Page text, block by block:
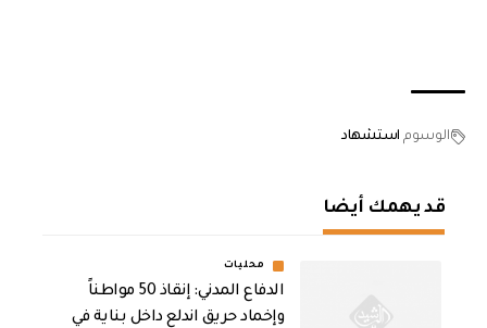
الوسوم استشهاد
قد يهمك أيضا
محليات
الدفاع المدني: إنقاذ 50 مواطناً
وإخماد حريق اندلع داخل بناية في